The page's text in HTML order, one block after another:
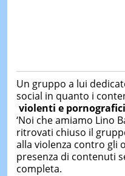
Un gruppo a lui
social in quanto i
violenti e pornografici
‘Noi che amiamo Lino
ritrovati chiuso il
alla violenza contro gli
presenza di contenuti
completa.